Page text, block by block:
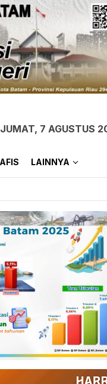
JUMAT, 7 AGUSTUS
LAINNYA